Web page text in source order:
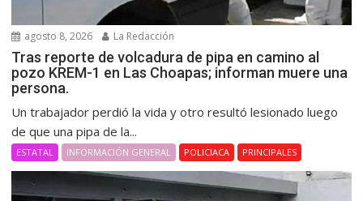
agosto 8, 2026 La Redacción
Tras reporte de volcadura de pipa en camino al
pozo KREM-1 en Las Choapas; informan muere una
persona.
Un trabajador perdió la vida y otro resultó lesionado luego
de que una pipa de la...
ESTATAL INFORMACIÓN GENERAL POLICIACA PRINCIPALES